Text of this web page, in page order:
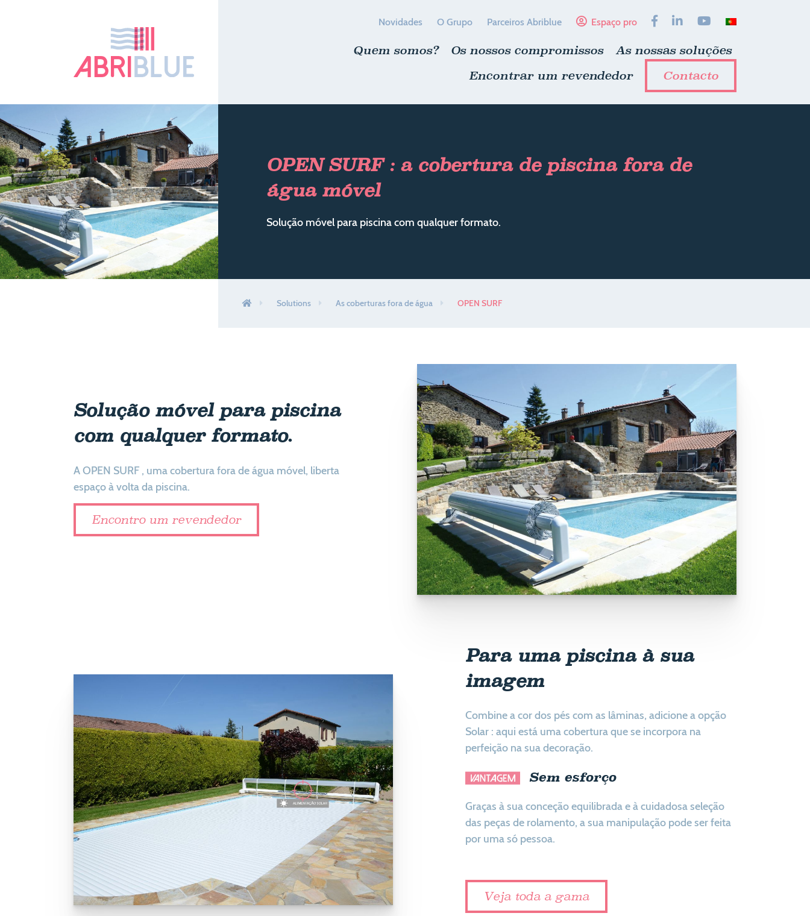
Novidades O Grupo Parceiros Abriblue Espaço pro
Quem somos? Os nossos compromissos
As nossas soluções
Encontrar um revendedor
Contacto
OPEN SURF : a cobertura de piscina fora de
água móvel
Solução móvel para piscina com qualquer formato.
Solutions As coberturas fora de água OPEN SURF
Solução móvel para piscina
com qualquer formato.
A OPEN SURF , uma cobertura fora de água móvel, liberta
espaço à volta da piscina.
Encontro um revendedor
Para uma piscina à sua
imagem
Combine a cor dos pés com as lâminas, adicione a opção
Solar : aqui está uma cobertura que se incorpora na
perfeição na sua decoração.
Sem esforço
Graças à sua conceção equilibrada e à cuidadosa seleção
das peças de rolamento, a sua manipulação pode ser feita
por uma só pessoa.
Veja toda a gama